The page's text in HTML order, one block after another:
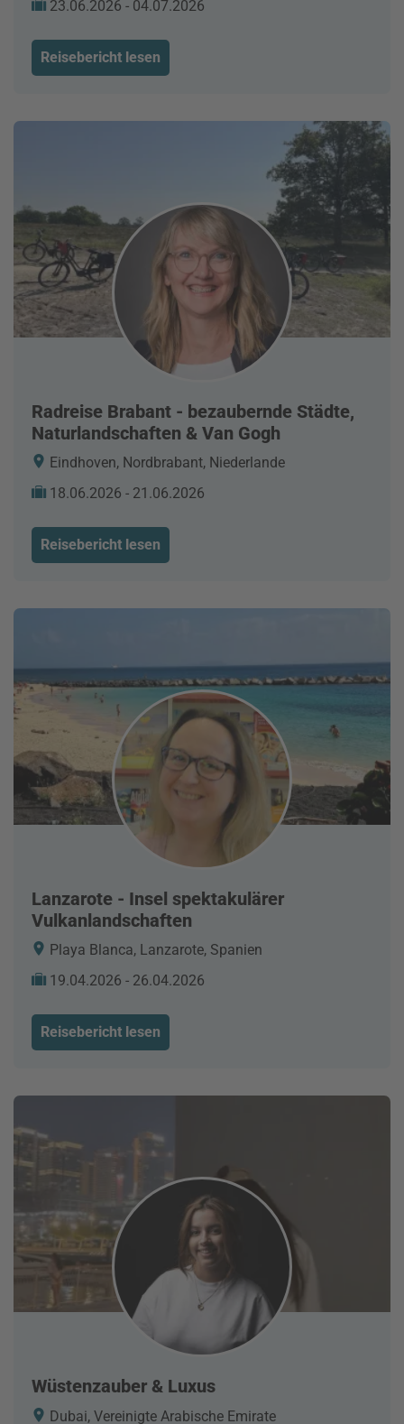
23.06.2026 - 04.07.2026
Reisebericht lesen
Radreise Brabant - bezaubernde Städte,
Naturlandschaften & Van Gogh
Eindhoven, Nordbrabant, Niederlande
18.06.2026 - 21.06.2026
Reisebericht lesen
Lanzarote - Insel spektakulärer
Vulkanlandschaften
Playa Blanca, Lanzarote, Spanien
19.04.2026 - 26.04.2026
Reisebericht lesen
Wüstenzauber & Luxus
Dubai, Vereinigte Arabische Emirate